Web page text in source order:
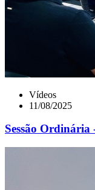
Vídeos
11/08/2025
Sessão Ordinária